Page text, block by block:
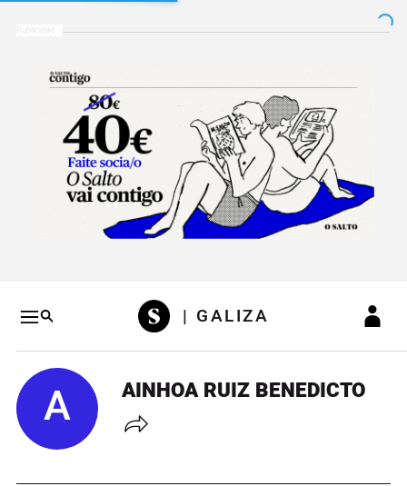
Salto a contenidoSalto a navegación
| GALIZA
A AINHOA RUIZ BENEDICTO